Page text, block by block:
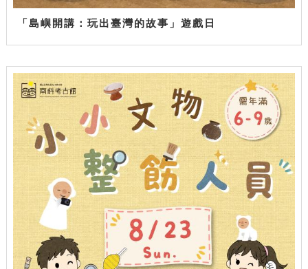
「島嶼開講：玩出臺灣的故事」遊戲日